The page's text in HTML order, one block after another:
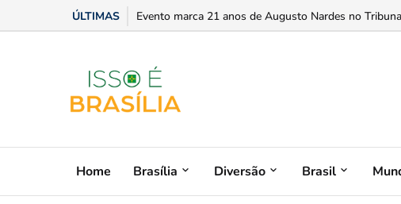
ÚLTIMAS Evento marca 21 anos de Augusto Nardes no
Home Brasília Diversão Brasil